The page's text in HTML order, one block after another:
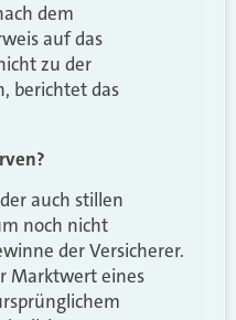
dem
auf das
zu der
berichtet das
auch stillen
noch nicht
der Versicherer.
Marktwert eines